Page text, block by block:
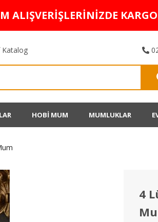
ALIŞVERİŞLERİNİZDE
Katalog
HOBİ MUM MUMLUKLAR
4